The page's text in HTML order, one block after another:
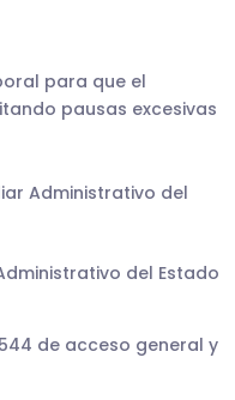
para que el
pausas excesivas
Administrativo del
del Estado
de acceso general y